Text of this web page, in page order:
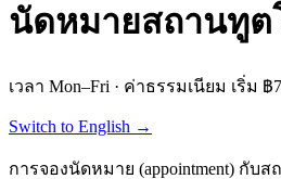
นัดหมายสถานทูต
เวลา Mon–Fri · ค่าธรรมเนียม เริ่ม ฿
Switch to English →
การจองนัดหมาย (appointment) กั